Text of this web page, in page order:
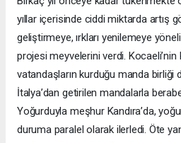
yıllar içerisinde ciddi miktarda artış
geliştirmeye, ırkları yenilemeye
projesi meyvelerini verdi. Kocaeli’nin
vatandaşların kurduğu manda birliği
İtalya’dan getirilen mandalarla
Yoğurduyla meşhur Kandıra’da,
duruma paralel olarak ilerledi. Öte